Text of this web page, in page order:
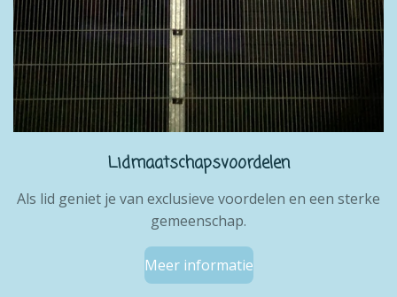
Lidmaatschapsvoordelen
Als lid geniet je van exclusieve voordelen en een sterke
gemeenschap.
Meer informatie